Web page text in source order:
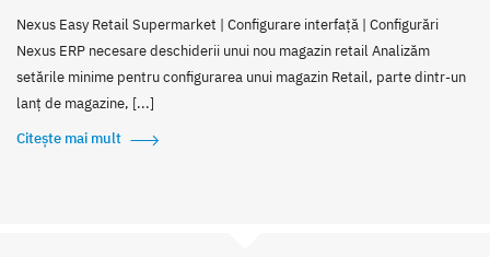
Nexus Easy Retail Supermarket | Configurare interfață | Configurări
Nexus ERP necesare deschiderii unui nou magazin retail Analizăm
setările minime pentru configurarea unui magazin Retail, parte dintr-un
lanț de magazine, [...]
Citește mai mult